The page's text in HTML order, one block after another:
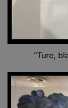
”Ture,